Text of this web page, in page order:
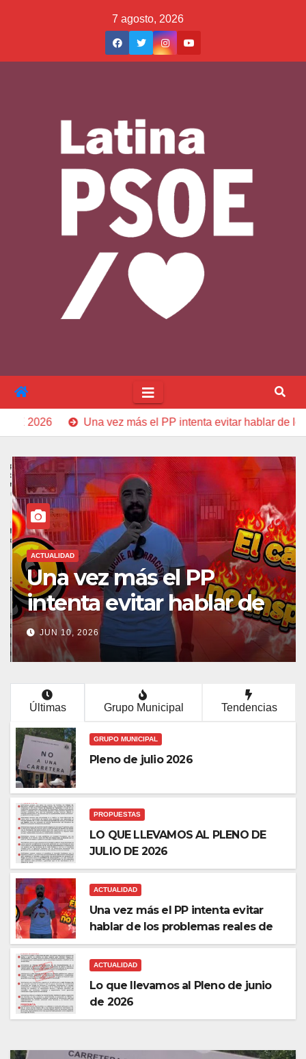
7 agosto, 2026
Una vez más el PP intenta evitar hablar de los problemas
ACTUALIDAD
Una vez más el PP
intenta evitar hablar de
los problemas reales de
nuestros barrios.
JUN 10, 2026
Últimas Grupo Municipal Tendencias
GRUPO MUNICIPAL
Pleno de julio 2026
PROPUESTAS
LO QUE LLEVAMOS AL PLENO DE
JULIO DE 2026
ACTUALIDAD
Una vez más el PP intenta evitar
hablar de los problemas reales de
nuestros barrios.
ACTUALIDAD
Lo que llevamos al Pleno de junio
de 2026